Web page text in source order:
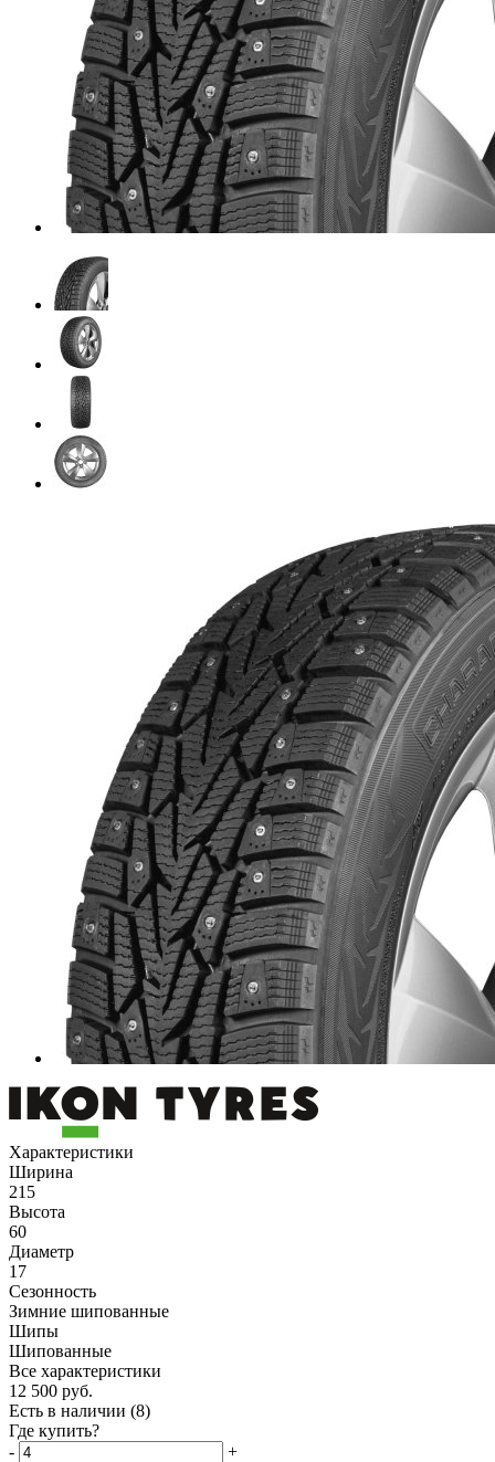
Характеристики
Ширина
215
Высота
60
Диаметр
17
Сезонность
Зимние шипованные
Шипы
Шипованные
Все характеристики
12 500 руб.
Есть в наличии (8)
Где купить?
-
+